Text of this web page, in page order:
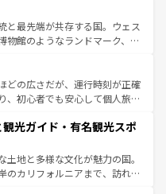
多彩な楽しみ方が可能だ。さ
魅力が溢れており、どの街角に
いている。パリ以外の個性あふ
いても飽きることがない。ベ
エルン州のアルプスの絶景、そ
畑といった風景は必見。ビール
ほしい。 なお、新着の
覧を参照してほしい。
と最先端が共存する国。ウェス
物館のようなランドマーク、歴
る。また、優雅なアフタヌーン
まらない英国パブ、サッカー観
きる体験も豊富。イギリスを旅
。
どの広さだが、運行時刻が正確
、初心者でも安心して個人旅行
、スイスならではのユニークな
光だけでなく町歩きも満喫する
高いため物価も高いが、旅行
ービスもあり、うまく活用すれ
光ガイド・有名観光スポ
地と多様な文化が魅力の国。
のカリフォルニアまで、訪れる